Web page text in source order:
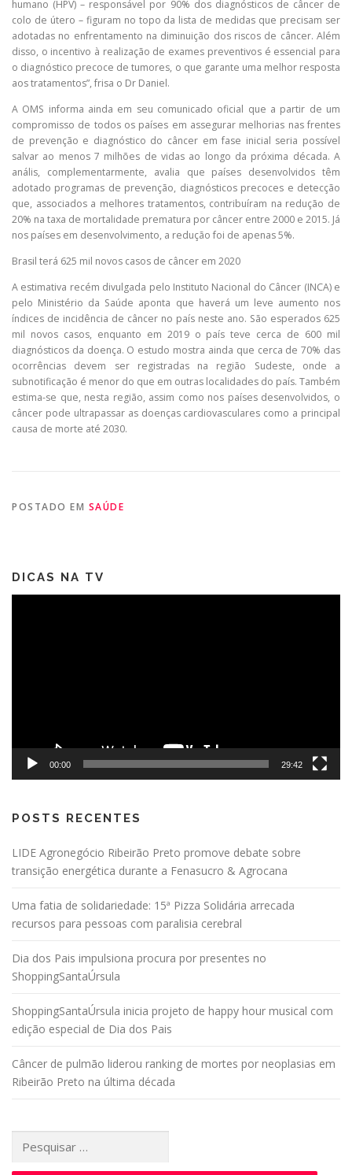
humano (HPV) – responsável por 90% dos diagnósticos de câncer de
colo de útero – figuram no topo da lista de medidas que precisam ser
adotadas no enfrentamento na diminuição dos riscos de câncer. Além
disso, o incentivo à realização de exames preventivos é essencial para
o diagnóstico precoce de tumores, o que garante uma melhor resposta
aos tratamentos”, frisa o Dr Daniel.
A OMS informa ainda em seu comunicado oficial que a partir de um
compromisso de todos os países em assegurar melhorias nas frentes
de prevenção e diagnóstico do câncer em fase inicial seria possível
salvar ao menos 7 milhões de vidas ao longo da próxima década. A
anális, complementarmente, avalia que países desenvolvidos têm
adotado programas de prevenção, diagnósticos precoces e detecção
que, associados a melhores tratamentos, contribuíram na redução de
20% na taxa de mortalidade prematura por câncer entre 2000 e 2015. Já
nos países em desenvolvimento, a redução foi de apenas 5%.
Brasil terá 625 mil novos casos de câncer em 2020
A estimativa recém divulgada pelo Instituto Nacional do Câncer (INCA) e
pelo Ministério da Saúde aponta que haverá um leve aumento nos
índices de incidência de câncer no país neste ano. São esperados 625
mil novos casos, enquanto em 2019 o país teve cerca de 600 mil
diagnósticos da doença. O estudo mostra ainda que cerca de 70% das
ocorrências devem ser registradas na região Sudeste, onde a
subnotificação é menor do que em outras localidades do país. Também
estima-se que, nesta região, assim como nos países desenvolvidos, o
câncer pode ultrapassar as doenças cardiovasculares como a principal
causa de morte até 2030.
POSTADO EM SAÚDE
DICAS NA TV
00:00 29:42
POSTS RECENTES
LIDE Agronegócio Ribeirão Preto promove debate sobre
transição energética durante a Fenasucro & Agrocana
Uma fatia de solidariedade: 15ª Pizza Solidária arrecada
recursos para pessoas com paralisia cerebral
Dia dos Pais impulsiona procura por presentes no
ShoppingSantaÚrsula
ShoppingSantaÚrsula inicia projeto de happy hour musical com
edição especial de Dia dos Pais
Câncer de pulmão liderou ranking de mortes por neoplasias em
Ribeirão Preto na última década
por: